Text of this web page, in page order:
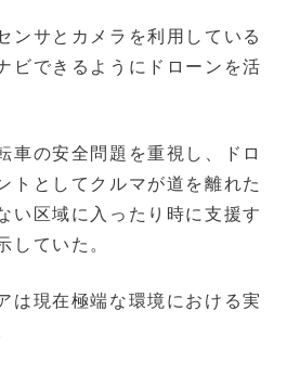
ンサとカメラを利用している
ビできるようにドローンを活
車の安全問題を重視し、ドロ
トとしてクルマが道を離れた
い区域に入ったり時に支援す
していた。
は現在極端な環境における実